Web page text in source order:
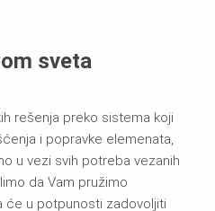
sveta
rešenja preko sistema koji
i popravke elemenata,
u vezi svih potreba vezanih
da Vam pružimo
će u potpunosti zadovoljiti